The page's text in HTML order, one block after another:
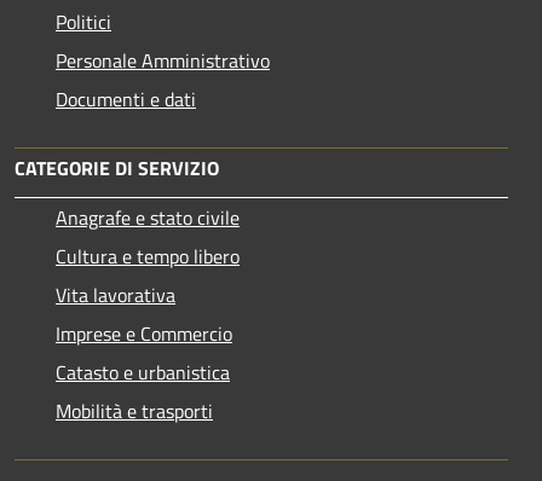
Politici
Personale Amministrativo
Documenti e dati
CATEGORIE DI SERVIZIO
Anagrafe e stato civile
Cultura e tempo libero
Vita lavorativa
Imprese e Commercio
Catasto e urbanistica
Mobilità e trasporti